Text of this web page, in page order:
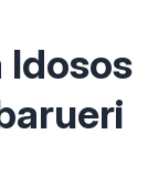
Idosos